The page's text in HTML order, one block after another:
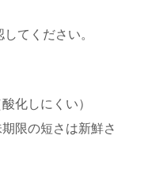
てください。
化しにくい）
限の短さは新鮮さ